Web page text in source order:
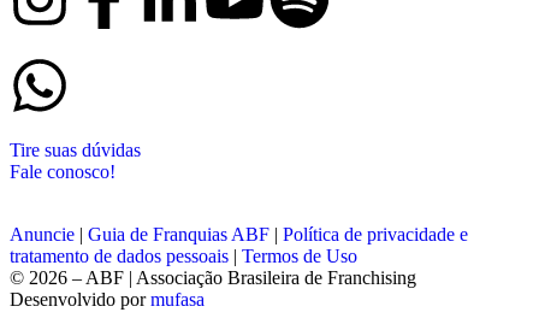
Tire suas dúvidas
Fale conosco!
Anuncie | Guia de Franquias ABF | Política de privacidade e
tratamento de dados pessoais | Termos de Uso
© 2026 – ABF | Associação Brasileira de Franchising
Desenvolvido pormufasa